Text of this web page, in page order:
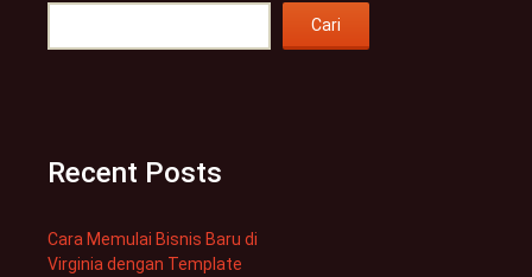
Cari
Recent Posts
Cara Memulai Bisnis Baru di
Virginia dengan Template